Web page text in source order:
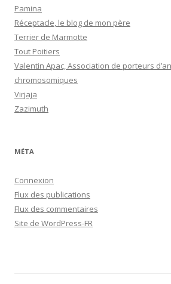
Pamina
Réceptacle, le blog de mon père
Terrier de Marmotte
Tout Poitiers
Valentin Apac, Association de porteurs
chromosomiques
Virjaja
Zazimuth
MÉTA
Connexion
Flux des publications
Flux des commentaires
Site de WordPress-FR